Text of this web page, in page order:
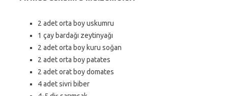
2 adet orta boy uskumru
1 çay bardağı zeytinyağı
2 adet orta boy kuru soğan
2 adet orta boy patates
2 adet orat boy domates
4 adet sivri biber